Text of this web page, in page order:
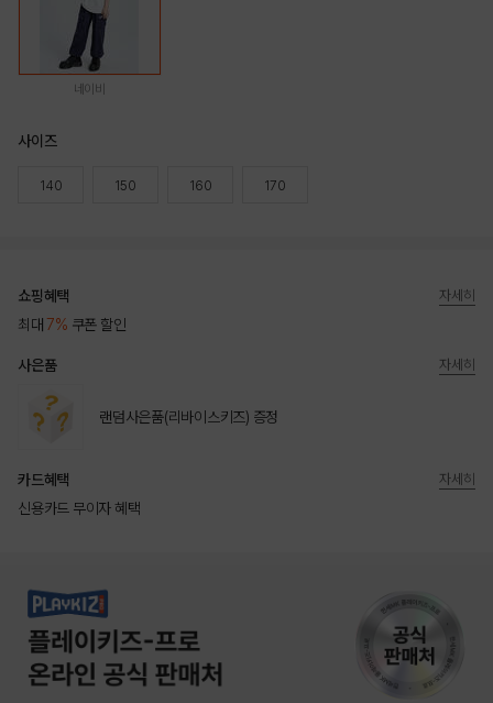
네이비
사이즈
140 150 160 170
쇼핑혜택
최대 7% 쿠폰 할인
자세히
사은품
랜덤사은품(리바이스키즈) 증정
자세히
카드혜택
신용카드 무이자 혜택
자세히